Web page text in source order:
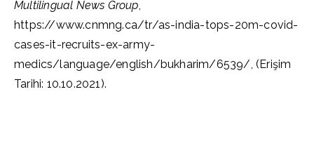
Multilingual News Group,
https://www.cnmng.ca/tr/as-india-tops-20m-covid-
cases-it-recruits-ex-army-
medics/language/english/bukharim/6539/, (Erişim
Tarihi: 10.10.2021).